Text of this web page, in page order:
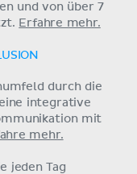
und von über 7
Erfahre mehr.
durch die
integrative
mit
mehr.
jeden Tag